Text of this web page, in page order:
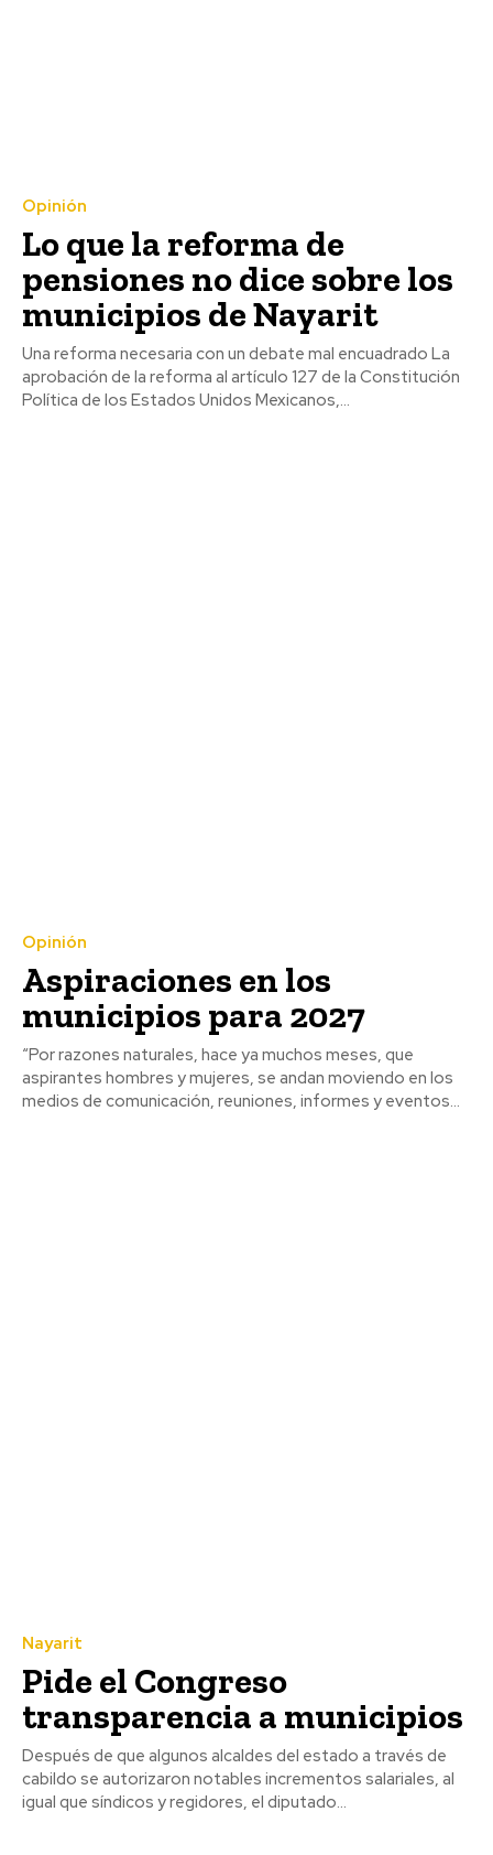
Opinión
Lo que la reforma de
pensiones no dice sobre los
municipios de Nayarit
Una reforma necesaria con un debate mal encuadrado La
aprobación de la reforma al artículo 127 de la Constitución
Política de los Estados Unidos Mexicanos,...
Opinión
Aspiraciones en los
municipios para 2027
“Por razones naturales, hace ya muchos meses, que
aspirantes hombres y mujeres, se andan moviendo en los
medios de comunicación, reuniones, informes y eventos...
Nayarit
Pide el Congreso
transparencia a municipios
Después de que algunos alcaldes del estado a través de
cabildo se autorizaron notables incrementos salariales, al
igual que síndicos y regidores, el diputado...